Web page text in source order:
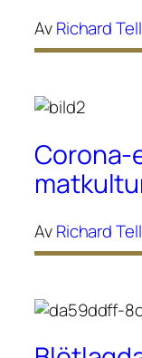
AvRichard
Corona-
AvRichard